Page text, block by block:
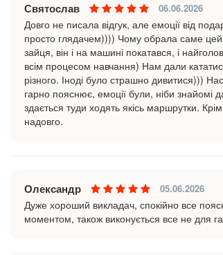
Святослав 06.06.2026
Довго не писала відгук, але емоції від
просто глядачем)))) Чому обрала саме цей
зайця, він і на машині покатався, і
всім процесом навчання) Нам дали
різного. Іноді було страшно дивитися)))
гарно пояснює, емоції були, ніби знайомі
здається туди ходять якісь маршрутки.
надовго.
Олександр 05.06.2026
Дуже хороший викладач, спокійно все
моментом, також виконується все не для